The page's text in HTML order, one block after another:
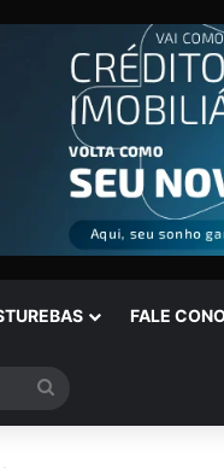
FALE
por